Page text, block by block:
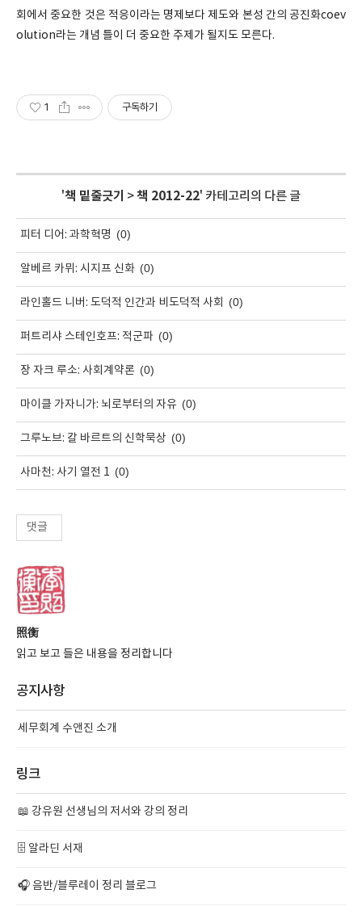
회에서 중요한 것은 적응이라는 명제보다 제도와 본성 간의 공진화coev
olution라는 개념 틀이 더 중요한 주제가 될지도 모른다.
1 구독하기
'책 밑줄긋기 >책 2012-22' 카테고리의 다른 글
피터 디어: 과학혁명 (0)
알베르 카뮈: 시지프 신화 (0)
라인홀드 니버: 도덕적 인간과 비도덕적 사회 (0)
퍼트리샤 스테인호프: 적군파 (0)
장 자크 루소: 사회계약론 (0)
마이클 가자니가: 뇌로부터의 자유 (0)
그루노브: 칼 바르트의 신학묵상 (0)
사마천: 사기 열전 1 (0)
댓글
照衡
읽고 보고 들은 내용을 정리합니다
공지사항
세무회계 수앤진 소개
링크
📖 강유원 선생님의 저서와 강의 정리
🗄️ 알라딘 서재
🎧 음반/블루레이 정리 블로그